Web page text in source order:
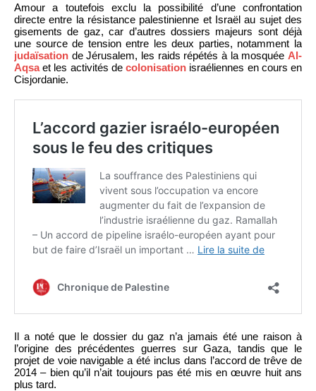
Amour a toutefois exclu la possibilité d’une confrontation
directe entre la résistance palestinienne et Israël au sujet des
gisements de gaz, car d’autres dossiers majeurs sont déjà
une source de tension entre les deux parties, notamment la
judaïsation de Jérusalem, les raids répétés à la mosquée Al-
Aqsaet les activités decolonisation israéliennes en cours en
Cisjordanie.
Il a noté que le dossier du gaz n’a jamais été une raison à
l’origine des précédentes guerres sur Gaza, tandis que le
projet de voie navigable a été inclus dans l’accord de trêve de
2014 – bien qu’il n’ait toujours pas été mis en œuvre huit ans
plus tard.